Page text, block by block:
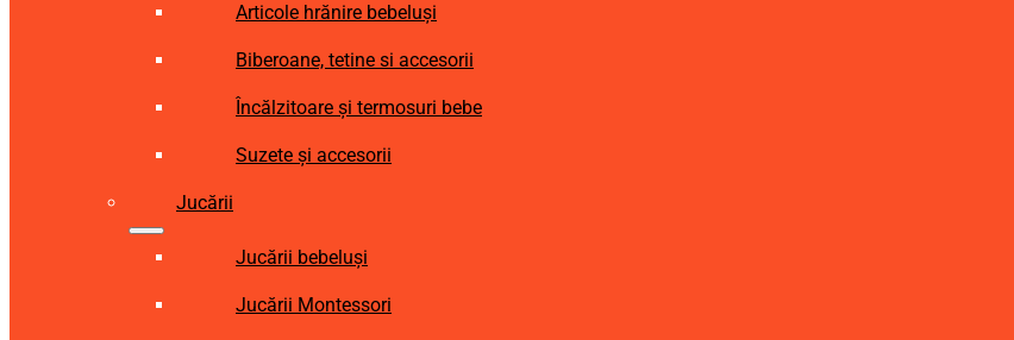
Articole hrănire bebeluși
Biberoane, tetine si accesorii
Încălzitoare și termosuri bebe
Suzete și accesorii
Jucării
Jucării bebeluși
Jucării Montessori